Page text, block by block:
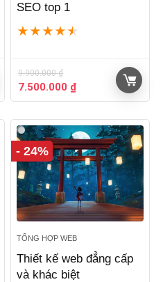
SEO top 1
★ ★ ★ ★ ★
9.900.000₫
Giá
gốc
9.900.000 ₫.
7.500.000 ₫Giá
hiện
là:
7.500.000 ₫.
- 24%
TỔNG HỢP WEB
Thiết kế web đẳng cấp
và khác biệt